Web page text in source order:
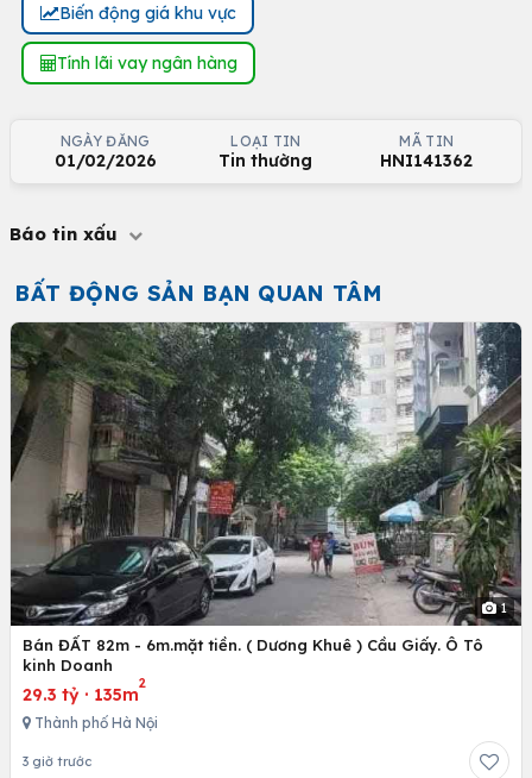
Biến động giá khu vực
Tính lãi vay ngân hàng
NGÀY ĐĂNG
01/02/2026
LOẠI TIN
Tin thường
MÃ TIN
HNI141362
Báo tin xấu
BẤT ĐỘNG SẢN BẠN QUAN TÂM
1
Bán ĐẤT 82m - 6m.mặt tiền. ( Dương Khuê ) Cầu Giấy. Ô Tô
kinh Doanh
29.3 tỷ · 135m
2
Thành phố Hà Nội
3 giờ trước